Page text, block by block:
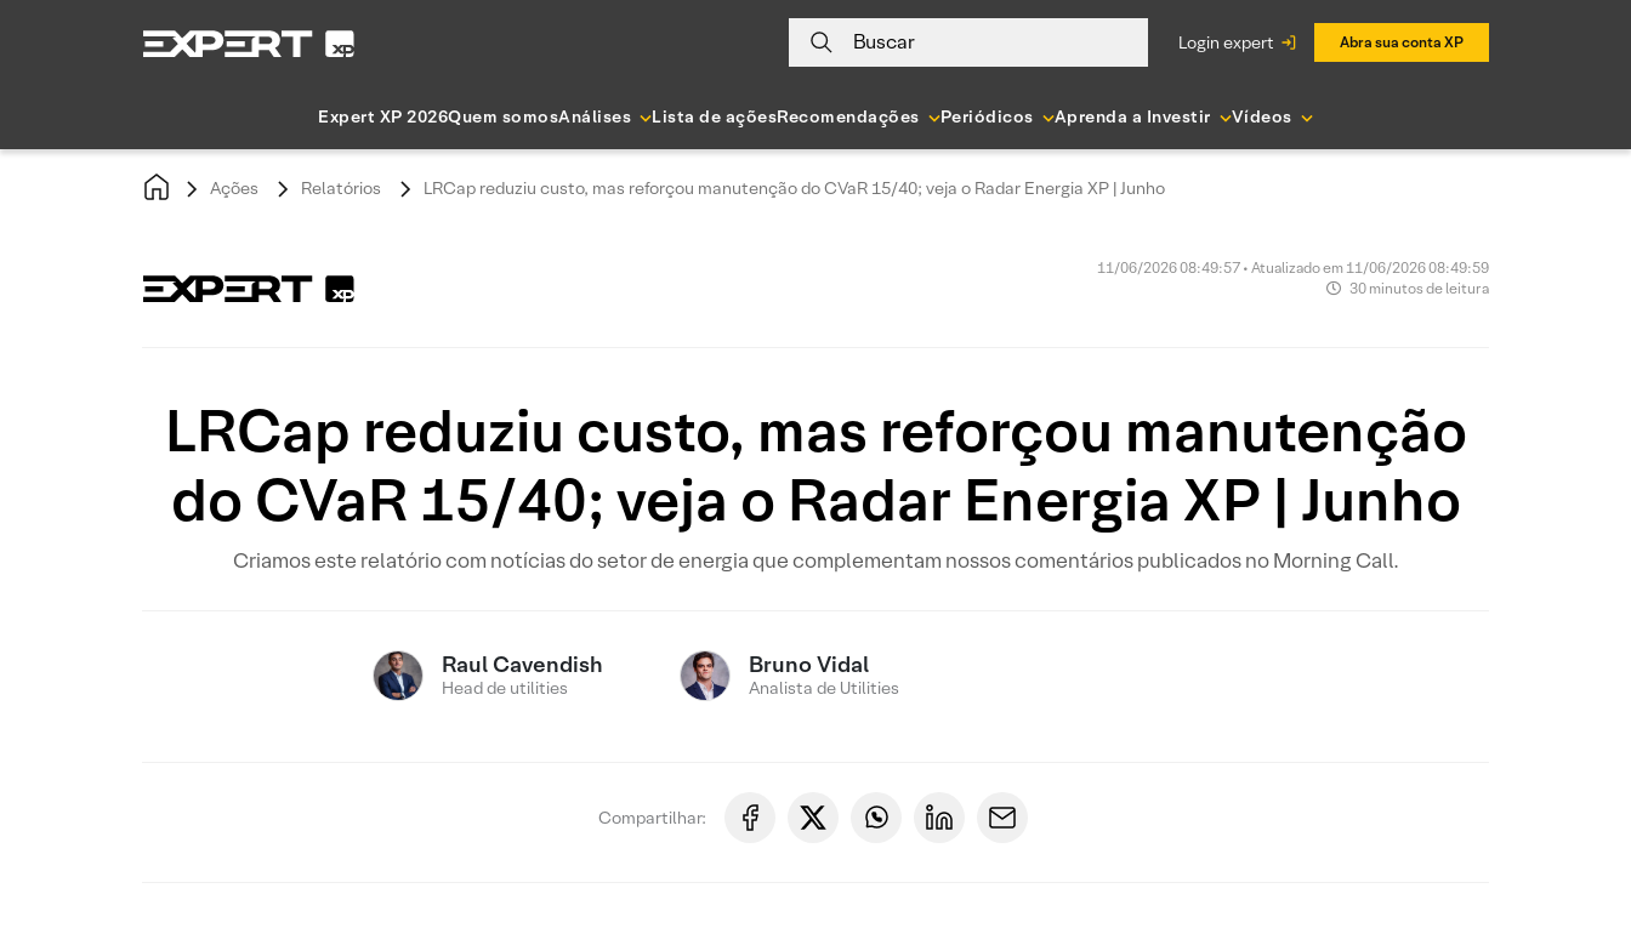
Buscar login expert Abra sua conta XP
Expert XP 2026Quem somosAnálises Lista de açõesRecomendações Periódicos Aprenda a Investir Vídeos
Ações Relatórios LRCap reduziu custo, mas reforçou manutenção do CVaR 15/40; veja o Radar Energia XP | Junho
11/06/2026 08:49:57 • Atualizado em 11/06/2026 08:49:59
30 minutos de leitura
LRCap reduziu custo, mas reforçou manutenção
do CVaR 15/40; veja o Radar Energia XP | Junho
Criamos este relatório com notícias do setor de energia que complementam nossos comentários publicados no Morning Call.
Raul Cavendish
Head de utilities
Bruno Vidal
Analista de Utilities
Compartilhar: